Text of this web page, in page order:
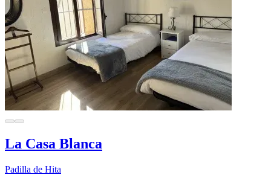
La Casa Blanca
Padilla de Hita